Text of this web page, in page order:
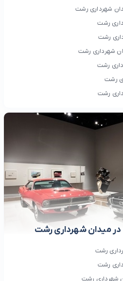
شهرداری رشت
رشت
رشت
شهرداری رشت
رشت
رشت
رشت
در میدان شهرداری رشت
رشت
رشت
شهرداری رشت